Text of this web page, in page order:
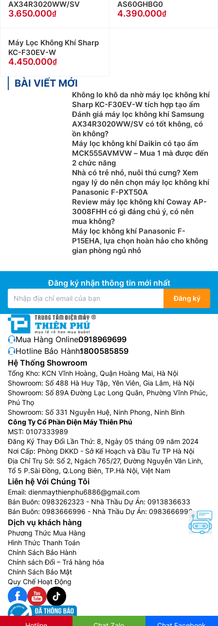
AX34R3020WW/SV
3.650.000
AS60GHBG0
4.390.000
Máy Lọc Không Khí Sharp
KC-F30EV-W
4.450.000
BÀI VIẾT MỚI
Không lo khô da nhờ máy lọc không khí
Sharp KC-F30EV-W tích hợp tạo ẩm
Đánh giá máy lọc không khí Samsung
AX34R3020WW/SV có tốt không, có
ồn không?
Máy lọc không khí Daikin có tạo ẩm
MCK555AVMVW – Mua 1 mà được đến
2 chức năng
Nhà có trẻ nhỏ, nuôi thú cưng? Xem
ngay lý do nên chọn máy lọc không khí
Panasonic F-PXT50A
Review máy lọc không khí Coway AP-
3008FHH có gì đáng chú ý, có nên
mua không?
Máy lọc không khí Panasonic F-
P15EHA, lựa chọn hoàn hảo cho không
gian phòng ngủ nhỏ
Đăng ký nhận thông tin mới nhất
Đăng ký
Mua Hàng Online:0918969699
Hotline Bảo Hành:1800585859
Hệ Thống Showroom
Tổng Kho: KCN Vĩnh Hoàng, Quận Hoàng Mai, Hà Nội
Showroom: Số 488 Hà Huy Tập, Yên Viên, Gia Lâm, Hà Nội
Showroom: Số 89A Đường Lạc Long Quân, Phường Vĩnh Phúc,
Phú Thọ
Showroom: Số 331 Nguyễn Huệ, Ninh Phong, Ninh Bình
Công Ty Cổ Phần Điện Máy Thiên Phú
MST: 0107333989
Đăng Ký Thay Đổi Lần Thứ: 8, Ngày 05 tháng 09 năm 2024
Nơi Cấp: Phòng DKKD - Sở Kế Hoạch và Đầu Tư TP Hà Nội
Địa Chỉ Trụ Sở: Số 2, Ngách 765/27, Đường Nguyễn Văn Linh,
Tổ 5 P.Sài Đồng, Q.Long Biên, TP.Hà Nội, Việt Nam
Liên hệ Với Chúng Tôi
Email: dienmaythienphu6886@gmail.com
Bán Buôn: 0983262323 - Nhà Thầu Dự Án: 0913836633
Bán Buôn: 0983666996 - Nhà Thầu Dự Án: 0983666996
Dịch vụ khách hàng
Phương Thức Mua Hàng
Hình Thức Thanh Toán
Chính Sách Bảo Hành
Chính sách Đổi – Trả hàng hóa
Chính Sách Bảo Mật
Quy Chế Hoạt Động